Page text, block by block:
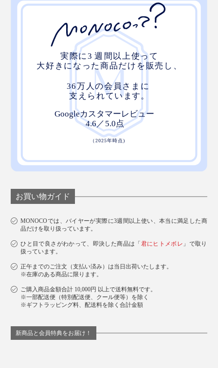
お買い物ガイド
MONOCOでは、バイヤーが実際に3週間以上使い、本当に満足した商
品だけを取り扱っています。
ひと目で良さがわかって、即決した商品は「君にヒトメボレ 」で取り
扱っています。
正午までのご注文（支払い済み）は当日出荷いたします。
※在庫のある商品に限ります。
ご購入商品金額合計 10,000円 以上で送料無料です。
※一部配送便（特別配送便、クール便等）を除く
※ギフトラッピング料、配送料を除く合計金額
新商品と会員特典をお届け！